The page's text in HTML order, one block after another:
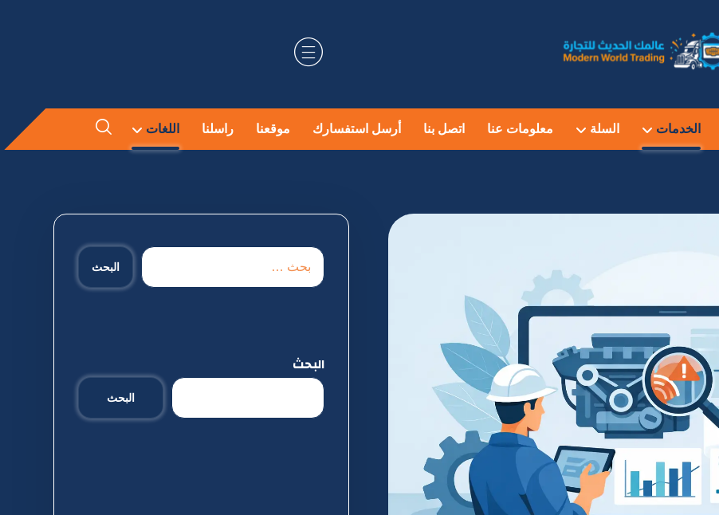
الخدمات السلة معلومات عنا اتصل بنا أرسل استفسارك موقعنا راسلنا اللغات
البحث
البحث
البحث